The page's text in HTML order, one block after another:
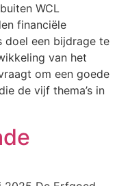
WCL
financiële
doel een bijdrage te
van het
om een goede
de vijf thema’s in